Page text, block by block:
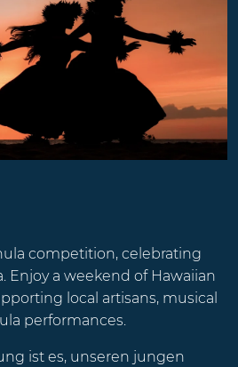
competition, celebrating
Enjoy a weekend of Hawaiian
local artisans, musical
performances.
ist es, unseren jungen